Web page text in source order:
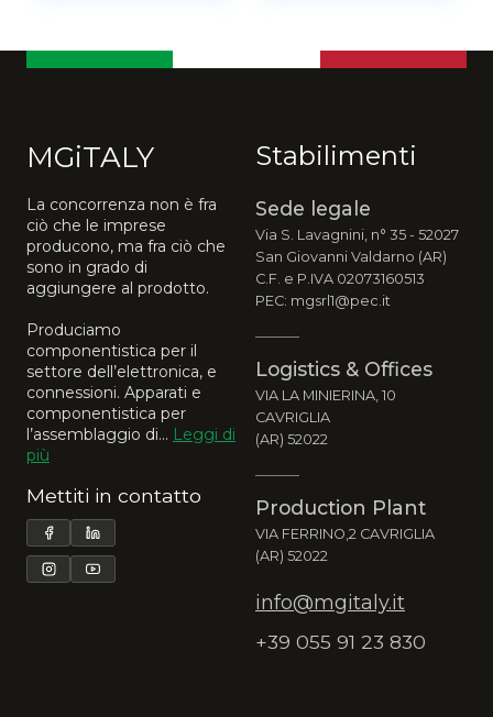
MGiTALY
La concorrenza non è fra
ciò che le imprese
producono, ma fra ciò che
sono in grado di
aggiungere al prodotto.
Produciamo
componentistica per il
settore dell’elettronica, e
connessioni. Apparati e
componentistica per
l’assemblaggio di... Leggi di
più
Mettiti in contatto
Stabilimenti
Sede legale
Via S. Lavagnini, n° 35 - 52027
San Giovanni Valdarno (AR)
C.F. e P.IVA 02073160513
PEC: mgsrl1@pec.it
Logistics & Offices
VIA LA MINIERINA, 10
CAVRIGLIA
(AR) 52022
Production Plant
VIA FERRINO,2 CAVRIGLIA
(AR) 52022
info@mgitaly.it
+39 055 91 23 830